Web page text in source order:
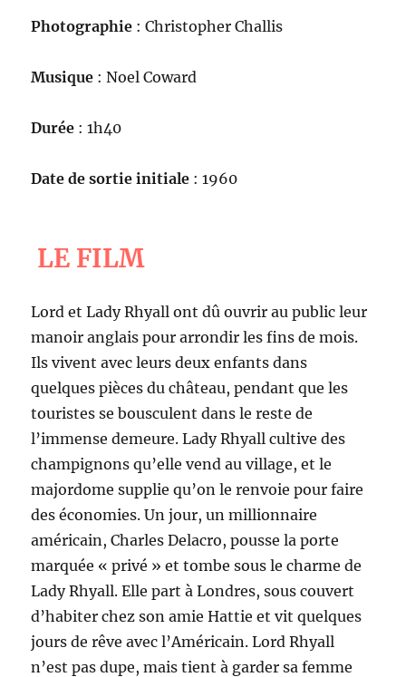
Photographie : Christopher Challis
Musique : Noel Coward
Durée : 1h40
Date de sortie initiale : 1960
LE FILM
Lord et Lady Rhyall ont dû ouvrir au public leur
manoir anglais pour arrondir les fins de mois.
Ils vivent avec leurs deux enfants dans
quelques pièces du château, pendant que les
touristes se bousculent dans le reste de
l’immense demeure. Lady Rhyall cultive des
champignons qu’elle vend au village, et le
majordome supplie qu’on le renvoie pour faire
des économies. Un jour, un millionnaire
américain, Charles Delacro, pousse la porte
marquée « privé » et tombe sous le charme de
Lady Rhyall. Elle part à Londres, sous couvert
d’habiter chez son amie Hattie et vit quelques
jours de rêve avec l’Américain. Lord Rhyall
n’est pas dupe, mais tient à garder sa femme